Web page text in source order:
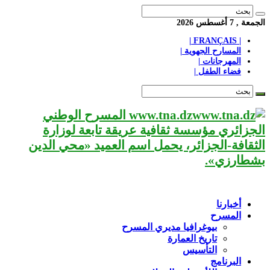
الجمعة , 7 أغسطس 2026
المسارح الجهوية |
المهرجانات |
فضاء الطفل |
www.tna.dz المسرح الوطني
الجزائري مؤسسة ثقافية عريقة تابعة لوزارة
الثقافة-الجزائر، يحمل اسم العميد «محي الدين
بشطارزي».
أخبارنا
المسرح
بيوغرافيا مديري المسرح
تاريخ العمارة
التأسيس
البرنامج